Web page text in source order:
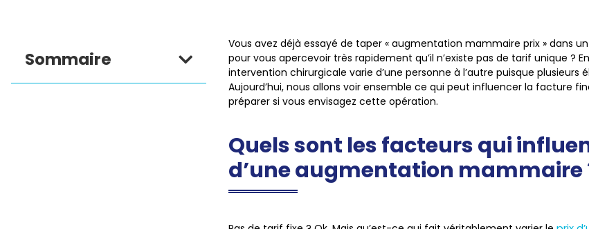
Sommaire
Vous avez déjà essayé de taper « augmentation mammaire prix » dans
pour vous apercevoir très rapidement qu’il n’existe pas de tarif unique ?
intervention chirurgicale varie d’une personne à l’autre puisque plusieurs
Aujourd’hui, nous allons voir ensemble ce qui peut influencer la facture
préparer si vous envisagez cette opération.
Quels sont les facteurs qui
d’une augmentation mammaire